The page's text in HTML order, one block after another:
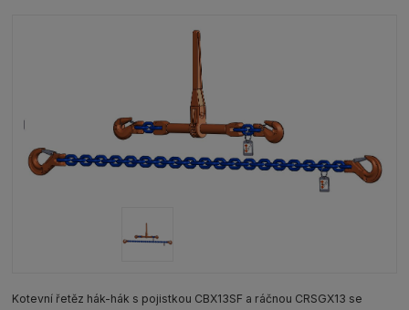
Kotevní řetěz hák-hák s pojistkou CBX13SF a ráčnou CRSGX13 se